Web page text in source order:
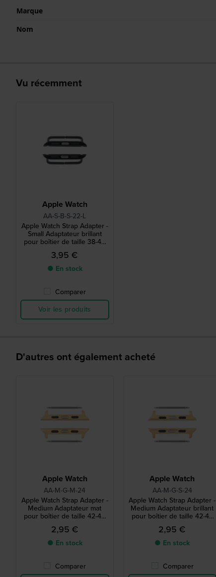
Marque
Nom
Vu récemment
Apple Watch
AA-S-B-S-22-L
Apple Watch Strap Adapter -
Small Adaptateur brillant
pour boîtier de taille 38-40
mm et bracelet de 22 mm
3,95 €
● En stock
Comparer
Voir les produits
D'autres ont également acheté
Apple Watch
AA-M-G-M-24
Apple Watch Strap Adapter -
Medium Adaptateur mat
pour boîtier de taille 42-44
mm et bracelet de 24 mm
2,95 €
● En stock
Comparer
Apple Watch
AA-M-G-S-24
Apple Watch Strap Adapter -
Medium Adaptateur brillant
pour boîtier de taille 42-44
mm et bracelet de 24 mm
2,95 €
● En stock
Comparer